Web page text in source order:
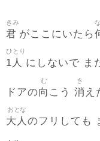
君
きみ
がここにいたら
1人
ひとり
にしないで ま
ドアの向
む
こう 消
き
え
大人
おとな
のフリしても